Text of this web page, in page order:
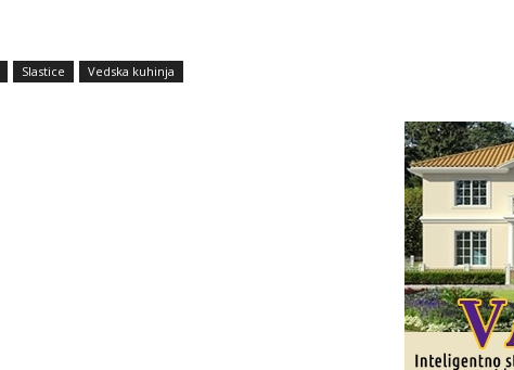
Slastice Vedska kuhinja